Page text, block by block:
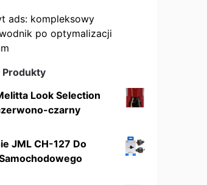
ads: kompleksowy
po optymalizacji
Produkty
Look Selection
czarny
JML CH-127 Do